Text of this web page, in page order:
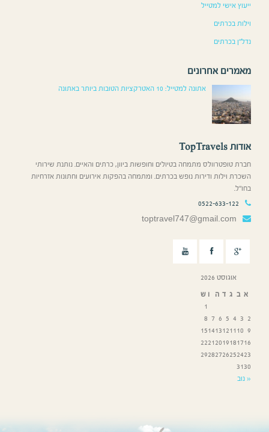
ייעוץ אישי למטייל
וילות בכרתים
נדל”ן בכרתים
מאמרים אחרונים
אתונה למטייל: 10 האטרקציות הטובות ביותר באתונה
אודות TopTravels
חברת טופטרוולס מתמחה בטיולים וחופשות ביוון, כרתים והאיים. נותנת שירותי
השכרת וילות ודירות נופש בכרתים. ומתמחה בהפקות אירועים וחתונות אזרחיות
בחו”ל.
0522-633-122
toptravel747@gmail.com
אוגוסט 2026
א ב ג ד ה ו ש
1
2
3
4
5
6
7
8
9
10
11
12
13
14
15
16
17
18
19
20
21
22
23
24
25
26
27
28
29
30
31
« נוב